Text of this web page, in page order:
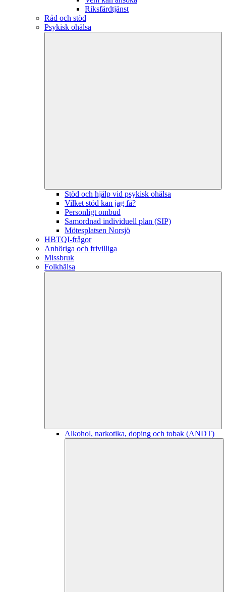
Riksfärdtjänst
Råd och stöd
Psykisk ohälsa
Stöd och hjälp vid psykisk ohälsa
Vilket stöd kan jag få?
Personligt ombud
Samordnad individuell plan (SIP)
Mötesplatsen Norsjö
HBTQI-frågor
Anhöriga och frivilliga
Missbruk
Folkhälsa
Alkohol, narkotika, doping och tobak (ANDT)